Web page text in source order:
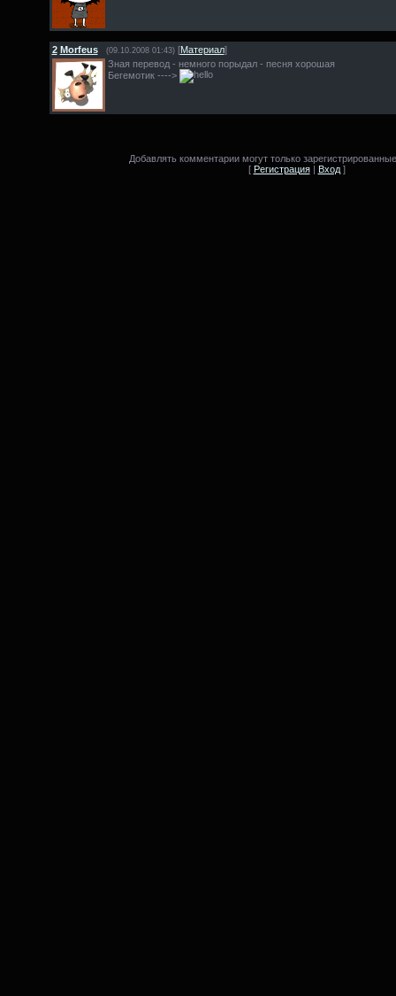
2 Morfeus (09.10.2008 01:43)[Материал]
Зная перевод - немного порыдал - песня хорошая
Бегемотик ---->
Добавлять комментарии могут только
[ Регистрация| Вход]